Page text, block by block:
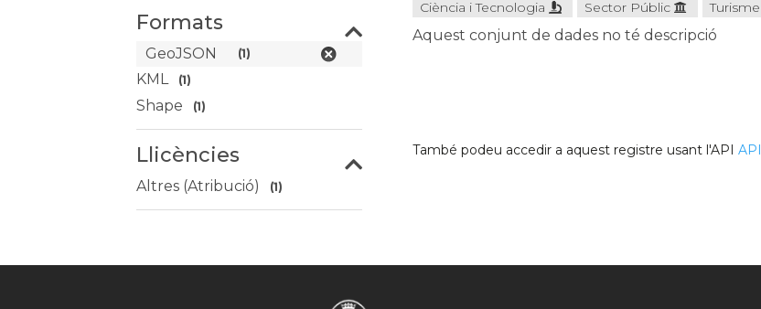
Formats
GeoJSON (1)
KML (1)
Shape (1)
Llicències
Altres (Atribució) (1)
Ciència i Tecnologia Sector Públic Turisme
Aquest conjunt de dades no té descripció
També podeu accedir a aquest registre usant l'API API